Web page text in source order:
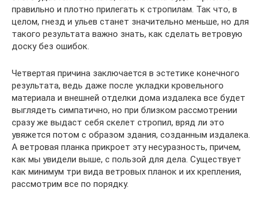
правильно и плотно прилегать к стропилам. Так что, в
целом, гнезд и ульев станет значительно меньше, но для
такого результата важно знать, как сделать ветровую
доску без ошибок.
Четвертая причина заключается в эстетике конечного
результата, ведь даже после укладки кровельного
материала и внешней отделки дома издалека все будет
выглядеть симпатично, но при близком рассмотрении
сразу же выдаст себя скелет стропил, вряд ли это
увяжется потом с образом здания, созданным издалека.
А ветровая планка прикроет эту несуразность, причем,
как мы увидели выше, с пользой для дела. Существует
как минимум три вида ветровых планок и их крепления,
рассмотрим все по порядку.